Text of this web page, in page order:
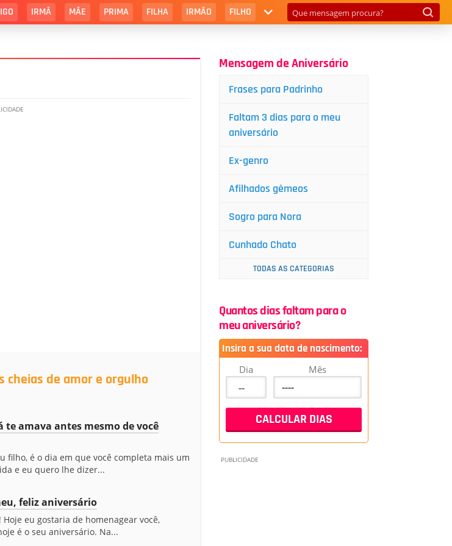
IRMÃ MÃE PRIMA FILHA IRMÃO FILHO
cheias de amor e orgulho
te amava antes mesmo de você
filho, é o dia em que você completa mais um
e eu quero lhe dizer...
feliz aniversário
Hoje eu gostaria de homenagear você,
é o seu aniversário. Na...
Mensagem de Aniversário
Frases para Padrinho
Faltam 3 dias para o meu
aniversário
Ex-genro
Afilhados gêmeos
Sogro para Nora
Cunhado Chato
TODAS AS CATEGORIAS
Quantos dias faltam para o
meu aniversário?
Insira a sua data de nascimento:
Dia Mês